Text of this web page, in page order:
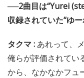
──2曲目は“Yurei
収録されていた“ゆ
タクマ : あれって、
俺らが評価されてい
から、なかなかフュ